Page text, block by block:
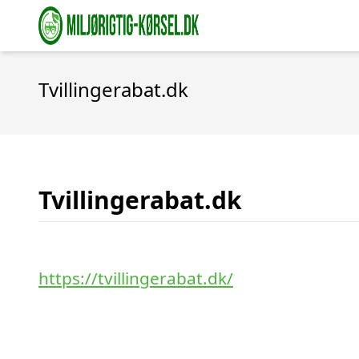
Tvillingerabat.dk
Tvillingerabat.dk
https://tvillingerabat.dk/